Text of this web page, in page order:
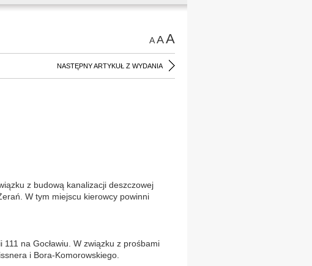
AAA
NASTĘPNY ARTYKUŁ Z WYDANIA
z budową kanalizacji deszczowej
W tym miejscu kierowcy powinni
na Gocławiu. W związku z prośbami
i Bora-Komorowskiego.